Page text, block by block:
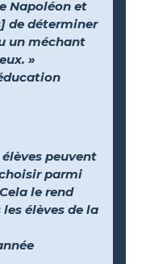
Napoléon et
de déterminer
un méchant
»
peuvent
parmi
le rend
élèves de la